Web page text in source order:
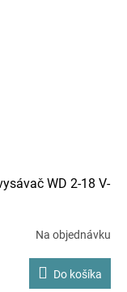
WD 2-18 V-
Na objednávku
Do košíka